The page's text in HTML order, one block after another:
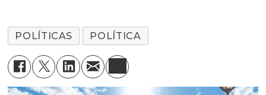
POLÍTICAS POLÍTICA